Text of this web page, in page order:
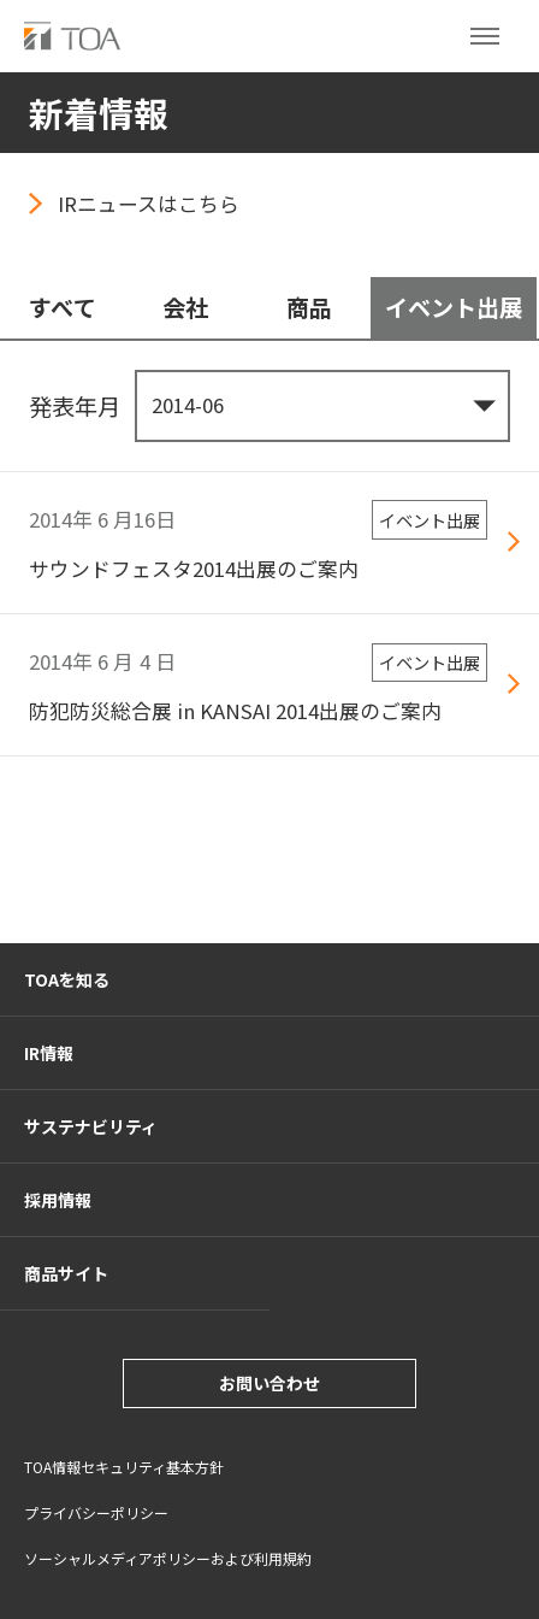
新着情報
IRニュースはこちら
すべて 会社 商品 イベント出展
発表年月
2014年 6 月16日 イベント出展
サウンドフェスタ2014出展のご案内
2014年 6 月 4日 イベント出展
防犯防災総合展 in KANSAI 2014出展のご案内
TOAを知る
IR情報
サステナビリティ
採用情報
商品サイト
お問い合わせ
TOA情報セキュリティ基本方針
プライバシーポリシー
ソーシャルメディアポリシーおよび利用規約